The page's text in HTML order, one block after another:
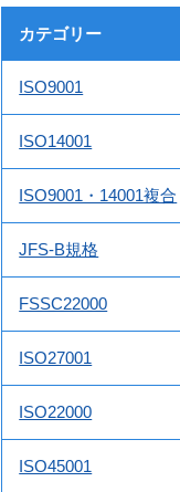
カテゴリー
ISO9001
ISO14001
ISO9001・14001複合
JFS-B規格
FSSC22000
ISO27001
ISO22000
ISO45001